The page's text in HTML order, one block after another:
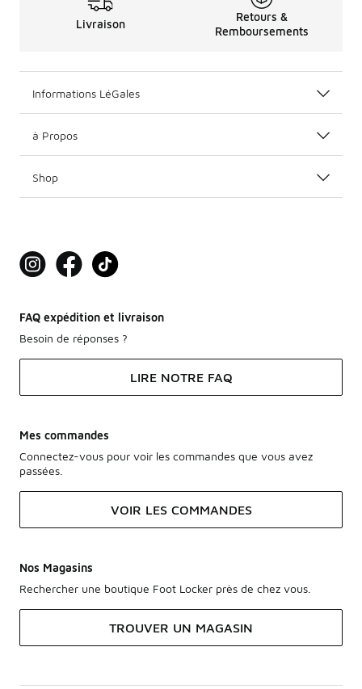
Livraison
Retours &
Remboursements
Informations LéGales
à Propos
Shop
FAQ expédition et livraison
Besoin de réponses ?
LIRE NOTRE FAQ
Mes commandes
Connectez-vous pour voir les commandes que vous avez
passées.
VOIR LES COMMANDES
Nos Magasins
Rechercher une boutique Foot Locker près de chez vous.
TROUVER UN MAGASIN